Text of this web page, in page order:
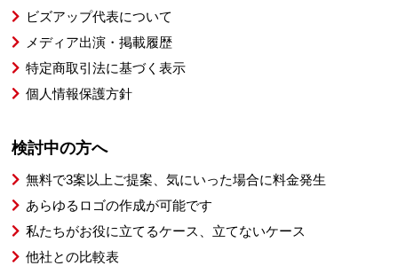
ビズアップ代表について
メディア出演・掲載履歴
特定商取引法に基づく表示
個人情報保護方針
検討中の方へ
無料で3案以上ご提案、気にいった場合に料金発生
あらゆるロゴの作成が可能です
私たちがお役に立てるケース、立てないケース
他社との比較表